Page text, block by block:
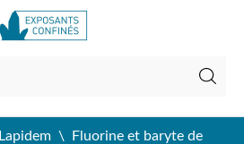
Lapidem
Fluorine et baryte de